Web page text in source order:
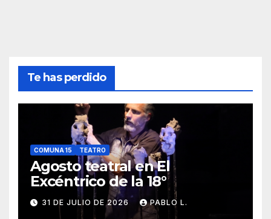
Te has perdido
COMUNA 15 TEATRO
Agosto teatral en El
Excéntrico de la 18°
31 DE JULIO DE 2026 PABLO L.